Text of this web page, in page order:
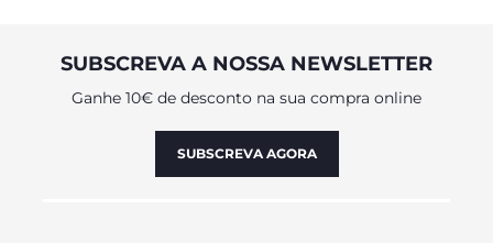
SUBSCREVA A NOSSA NEWSLETTER
Ganhe 10€ de desconto na sua compra online
SUBSCREVA AGORA